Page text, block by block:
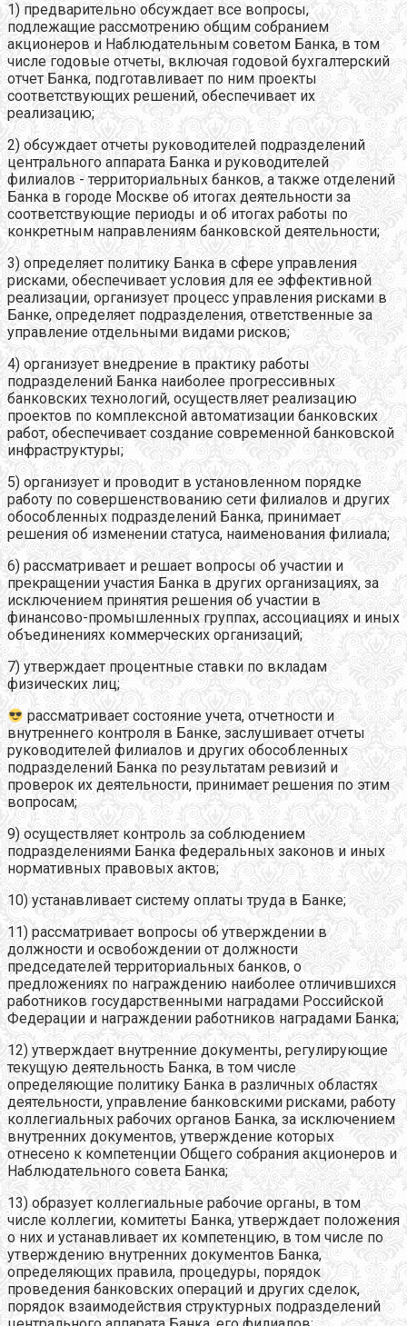
1) предварительно обсуждает все вопросы,
подлежащие рассмотрению общим собранием
акционеров и Наблюдательным советом Банка, в том
числе годовые отчеты, включая годовой бухгалтерский
отчет Банка, подготавливает по ним проекты
соответствующих решений, обеспечивает их
реализацию;
2) обсуждает отчеты руководителей подразделений
центрального аппарата Банка и руководителей
филиалов - территориальных банков, а также отделений
Банка в городе Москве об итогах деятельности за
соответствующие периоды и об итогах работы по
конкретным направлениям банковской деятельности;
3) определяет политику Банка в сфере управления
рисками, обеспечивает условия для ее эффективной
реализации, организует процесс управления рисками в
Банке, определяет подразделения, ответственные за
управление отдельными видами рисков;
4) организует внедрение в практику работы
подразделений Банка наиболее прогрессивных
банковских технологий, осуществляет реализацию
проектов по комплексной автоматизации банковских
работ, обеспечивает создание современной банковской
инфраструктуры;
5) организует и проводит в установленном порядке
работу по совершенствованию сети филиалов и других
обособленных подразделений Банка, принимает
решения об изменении статуса, наименования филиала;
6) рассматривает и решает вопросы об участии и
прекращении участия Банка в других организациях, за
исключением принятия решения об участии в
финансово-промышленных группах, ассоциациях и иных
объединениях коммерческих организаций;
7) утверждает процентные ставки по вкладам
физических лиц;
рассматривает состояние учета, отчетности и
внутреннего контроля в Банке, заслушивает отчеты
руководителей филиалов и других обособленных
подразделений Банка по результатам ревизий и
проверок их деятельности, принимает решения по этим
вопросам;
9) осуществляет контроль за соблюдением
подразделениями Банка федеральных законов и иных
нормативных правовых актов;
10) устанавливает систему оплаты труда в Банке;
11) рассматривает вопросы об утверждении в
должности и освобождении от должности
председателей территориальных банков, о
предложениях по награждению наиболее отличившихся
работников государственными наградами Российской
Федерации и награждении работников наградами Банка;
12) утверждает внутренние документы, регулирующие
текущую деятельность Банка, в том числе
определяющие политику Банка в различных областях
деятельности, управление банковскими рисками, работу
коллегиальных рабочих органов Банка, за исключением
внутренних документов, утверждение которых
отнесено к компетенции Общего собрания акционеров и
Наблюдательного совета Банка;
13) образует коллегиальные рабочие органы, в том
числе коллегии, комитеты Банка, утверждает положения
о них и устанавливает их компетенцию, в том числе по
утверждению внутренних документов Банка,
определяющих правила, процедуры, порядок
проведения банковских операций и других сделок,
порядок взаимодействия структурных подразделений